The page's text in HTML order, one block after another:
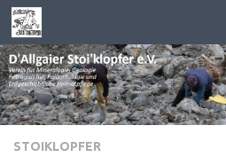
Zum Inhalt springen
STOIKLOPFER